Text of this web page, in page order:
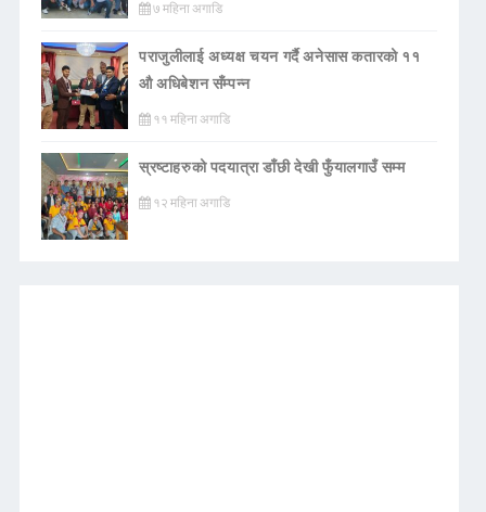
७ महिना अगाडि
पराजुलीलाई अध्यक्ष चयन गर्दै अनेसास कतारको ११
औ अधिबेशन सँम्पन्न
११ महिना अगाडि
स्रष्टाहरुको पदयात्रा डाँछी देखी फुँयालगाउँ सम्म
१२ महिना अगाडि